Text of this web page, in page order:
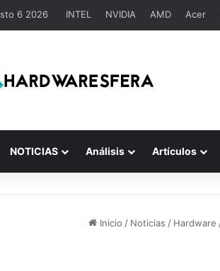
6 2026 INTEL NVIDIA AMD Acer
NOTICIAS Análisis Artículos
Inicio / Noticias / Hardware